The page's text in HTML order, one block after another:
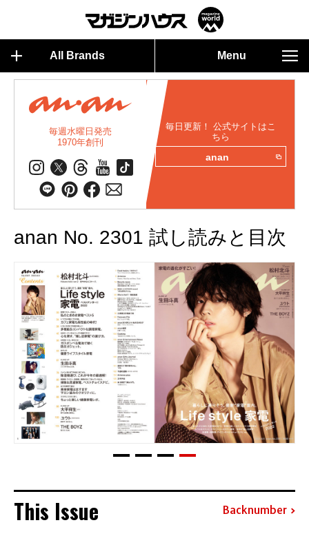
All Brands Menu
毎週水曜日発売
1970年創刊
毎日更新！ 公式サイトはこ
ちら
anan
anan No. 2301 試し読みと目次
This Issue Backnumber